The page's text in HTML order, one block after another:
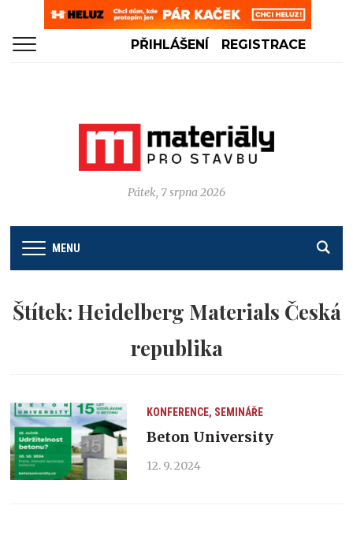
PŘIHLÁŠENÍ REGISTRACE
Pátek, 7 srpna 2026
MENU
Štítek: Heidelberg Materials Česká
republika
KONFERENCE, SEMINÁŘE
Beton University
12. 9. 2024